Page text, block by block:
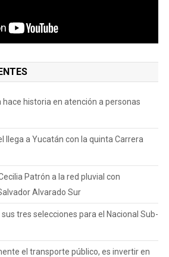
historia en atención a personas
llega a Yucatán con la quinta Carrera
Patrón a la red pluvial con
Alvarado Sur
tres selecciones para el Nacional Sub-
el transporte público, es invertir en